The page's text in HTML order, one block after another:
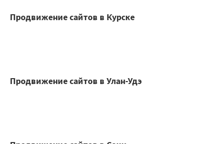
Продвижение сайтов в Курске
Продвижение сайтов в Улан-Удэ